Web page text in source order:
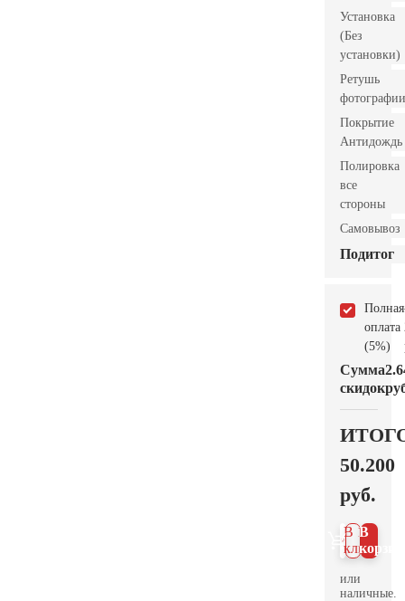
Установка
(Без
установки)
Ретушь
фотографии
Покрытие
Антидождь
Полировка
все
стороны
Самовывоз
Подитог
Полная
оплата
(5%)
Сумма
скидок
50.200
руб.
В
В 1
клик
или
наличные.